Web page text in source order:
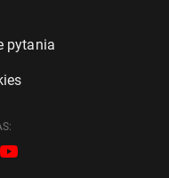
pytania